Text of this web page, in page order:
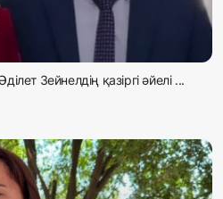
Зейнелдің қазіргі әйелі ...